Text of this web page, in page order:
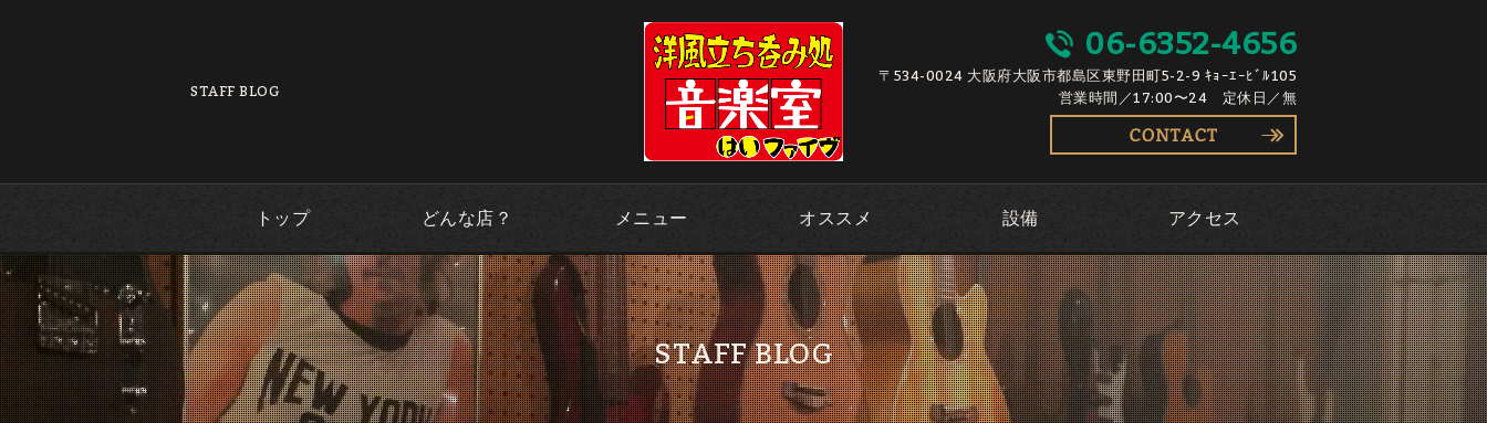
STAFF BLOG
06-6352-4656
〒534-0024 大阪府大阪市都島区東野田町5-2-9 ｷｮｰｴｰﾋﾞﾙ105
営業時間／17:00〜24 定休日／無
トップ どんな店？ メニュー オススメ 設備 アクセス
STAFF BLOG